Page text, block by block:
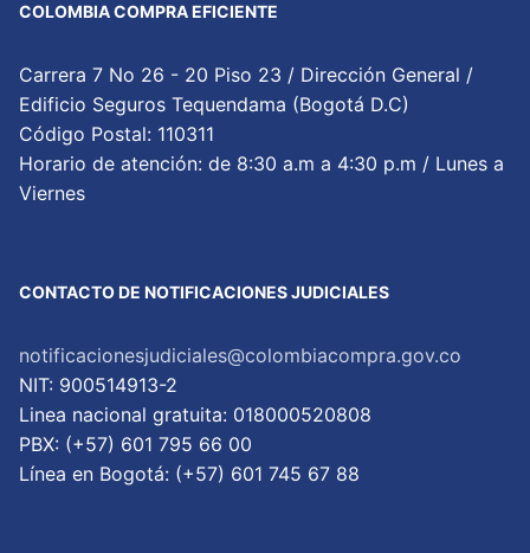
COLOMBIA COMPRA EFICIENTE
Carrera 7 No 26 - 20 Piso 23 / Dirección General /
Edificio Seguros Tequendama (Bogotá D.C)
Código Postal: 110311
Horario de atención: de 8:30 a.m a 4:30 p.m / Lunes a
Viernes
CONTACTO DE NOTIFICACIONES JUDICIALES
notificacionesjudiciales@colombiacompra.gov.co
NIT: 900514913-2
Linea nacional gratuita: 018000520808
PBX: (+57) 601 795 66 00
Lí­nea en Bogotá: (+57) 601 745 67 88